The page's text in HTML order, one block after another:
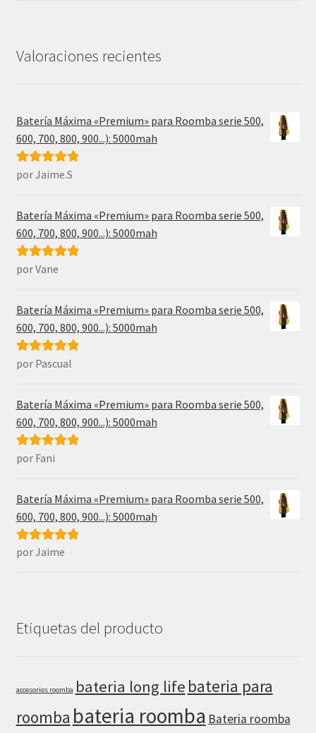
31,99€.
Valoraciones recientes
Batería Máxima «Premium» para Roomba serie 500,
600, 700, 800, 900...): 5000mah
Valorado con
por Jaime.S
Batería Máxima «Premium» para Roomba serie 500,
600, 700, 800, 900...): 5000mah
Valorado con
por Vane
Batería Máxima «Premium» para Roomba serie 500,
600, 700, 800, 900...): 5000mah
Valorado con
por Pascual
Batería Máxima «Premium» para Roomba serie 500,
600, 700, 800, 900...): 5000mah
Valorado con
por Fani
Batería Máxima «Premium» para Roomba serie 500,
600, 700, 800, 900...): 5000mah
Valorado con
por Jaime
Etiquetas del producto
accesorios roomba bateria long life bateria para
roomba bateria roomba Bateria roomba